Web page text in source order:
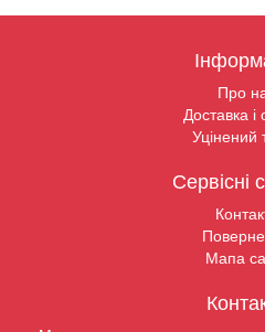
Про
Доставка і
Уцінений
Сервісні
Мапа